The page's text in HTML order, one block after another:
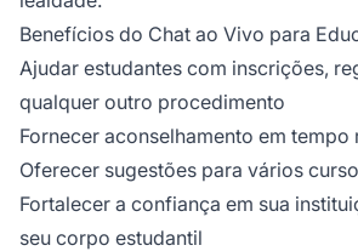
Benefícios do Chat ao Vivo para
Ajudar estudantes com inscrições,
qualquer outro procedimento
Fornecer aconselhamento em tempo
Oferecer sugestões para vários
Fortalecer a confiança em sua
seu corpo estudantil